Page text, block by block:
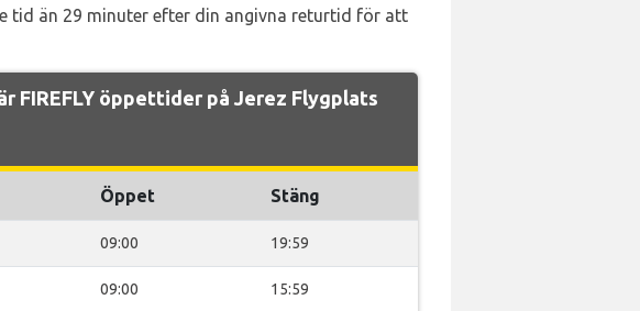
tid än 29 minuter efter din angivna returtid för att
FIREFLY öppettider på Jerez Flygplats
Öppet Stäng
09:00 19:59
09:00 15:59